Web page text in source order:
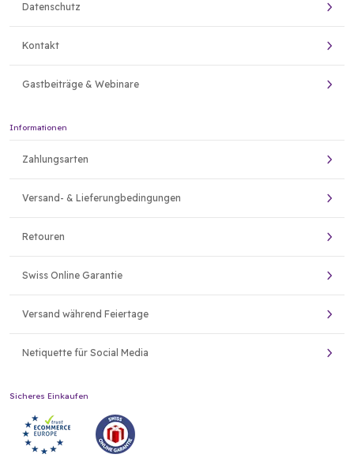
Datenschutz
Kontakt
Gastbeiträge & Webinare
Informationen
Zahlungsarten
Versand- & Lieferungbedingungen
Retouren
Swiss Online Garantie
Versand während Feiertage
Netiquette für Social Media
Sicheres Einkaufen